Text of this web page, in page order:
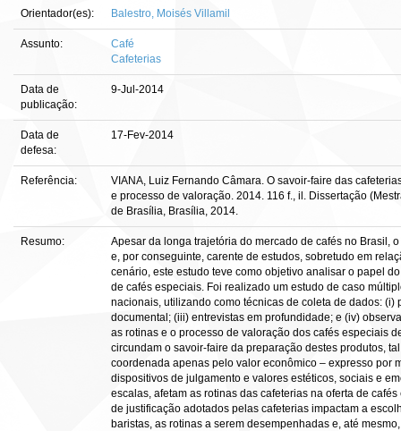
Orientador(es): Balestro, Moisés Villamil
Assunto:
Café
Cafeterias
Data de
publicação:
9-Jul-2014
Data de
defesa:
17-Fev-2014
Referência:
VIANA, Luiz Fernando Câmara. O savoir-faire das
e processo de valoração. 2014. 116 f., il. Dissertação
de Brasília, Brasília, 2014.
Resumo:
Apesar da longa trajetória do mercado de cafés no Brasil,
e, por conseguinte, carente de estudos, sobretudo em
cenário, este estudo teve como objetivo analisar o papel
de cafés especiais. Foi realizado um estudo de caso
nacionais, utilizando como técnicas de coleta de dados:
documental; (iii) entrevistas em profundidade; e (iv)
as rotinas e o processo de valoração dos cafés especiais
circundam o savoir-faire da preparação destes produtos,
coordenada apenas pelo valor econômico – expresso por
dispositivos de julgamento e valores estéticos, sociais e
escalas, afetam as rotinas das cafeterias na oferta de
de justificação adotados pelas cafeterias impactam a
baristas, as rotinas a serem desempenhadas e, até